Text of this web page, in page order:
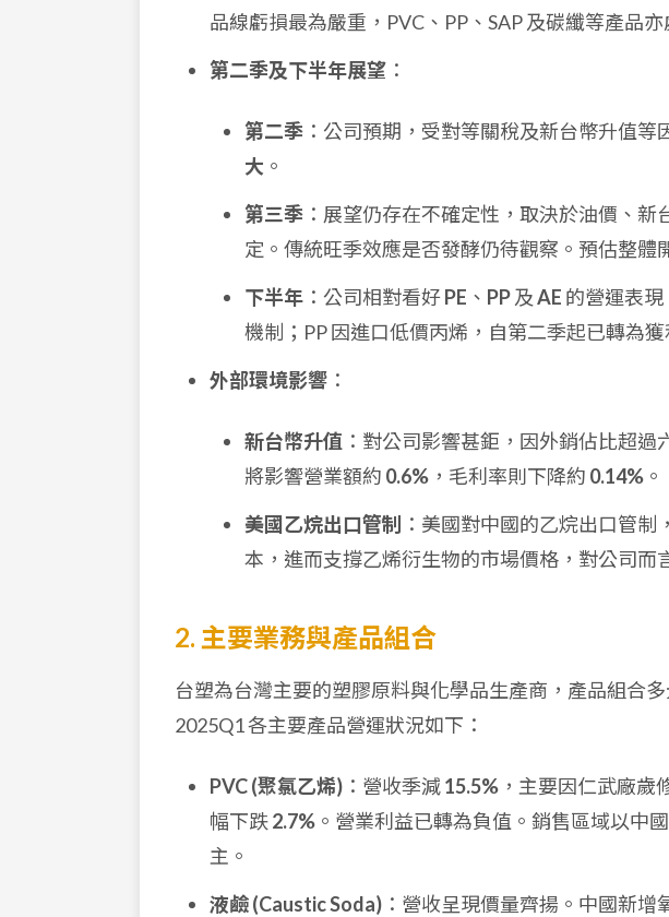
品線虧損最為嚴重，PVC、PP、SAP 及碳纖等產品亦
第二季及下半年展望 ：
第二季 ：公司預期，受對等關稅及新台幣升值等
大 。
第三季 ：展望仍存在不確定性，取決於油價、
定。傳統旺季效應是否發酵仍待觀察。預估整體
下半年 ：公司相對看好PE 、 PP及AE 的營運表
機制；PP 因進口低價丙烯，自第二季起已轉為
外部環境影響 ：
新台幣升值 ：對公司影響甚鉅，因外銷佔比超
將影響營業額約 0.6% ，毛利率則下降約 0.14% 。
美國乙烷出口管制 ：美國對中國的乙烷出口管
本，進而支撐乙烯衍生物的市場價格，對公司而
2. 主要業務與產品組合
台塑為台灣主要的塑膠原料與化學品生產商，產品組合
2025Q1 各主要產品營運狀況如下：
PVC (聚氯乙烯) ：營收季減15.5% ，主要因仁武廠歲
幅下跌2.7% 。營業利益已轉為負值。銷售區域以中
主。
液鹼 (Caustic Soda) ：營收呈現價量齊揚。中國新